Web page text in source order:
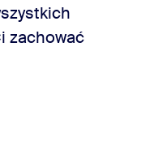
zachować